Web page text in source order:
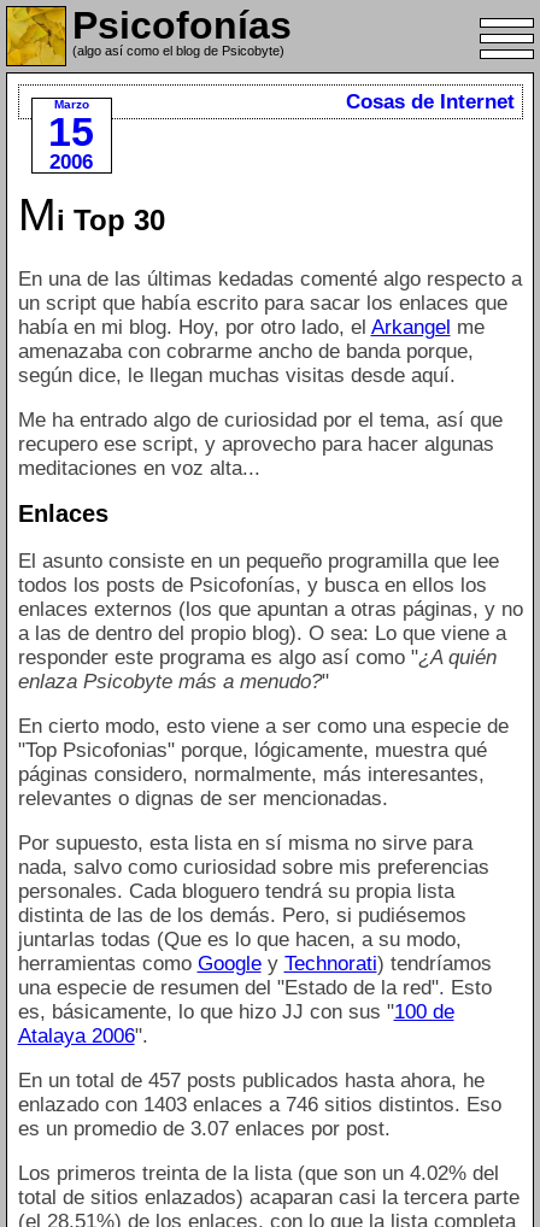
Psicofonías
(algo así como el blog de Psicobyte)
Marzo
15
2006
Cosas de Internet
Mi Top 30
En una de las últimas kedadas comenté algo respecto a
un script que había escrito para sacar los enlaces que
había en mi blog. Hoy, por otro lado, el Arkangel me
amenazaba con cobrarme ancho de banda porque,
según dice, le llegan muchas visitas desde aquí.
Me ha entrado algo de curiosidad por el tema, así que
recupero ese script, y aprovecho para hacer algunas
meditaciones en voz alta...
Enlaces
El asunto consiste en un pequeño programilla que lee
todos los posts de Psicofonías, y busca en ellos los
enlaces externos (los que apuntan a otras páginas, y no
a las de dentro del propio blog). O sea: Lo que viene a
responder este programa es algo así como "¿A quién
enlaza Psicobyte más a menudo?"
En cierto modo, esto viene a ser como una especie de
"Top Psicofonias" porque, lógicamente, muestra qué
páginas considero, normalmente, más interesantes,
relevantes o dignas de ser mencionadas.
Por supuesto, esta lista en sí misma no sirve para
nada, salvo como curiosidad sobre mis preferencias
personales. Cada bloguero tendrá su propia lista
distinta de las de los demás. Pero, si pudiésemos
juntarlas todas (Que es lo que hacen, a su modo,
herramientas como Googley Technorati) tendríamos
una especie de resumen del "Estado de la red". Esto
es, básicamente, lo que hizo JJ con sus "100 de
Atalaya 2006".
En un total de 457 posts publicados hasta ahora, he
enlazado con 1403 enlaces a 746 sitios distintos. Eso
es un promedio de 3.07 enlaces por post.
Los primeros treinta de la lista (que son un 4.02% del
total de sitios enlazados) acaparan casi la tercera parte
(el 28.51%) de los enlaces, con lo que la lista completa